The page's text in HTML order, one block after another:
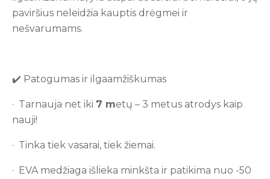
paviršius neleidžia kauptis drėgmei ir
nešvarumams.
✔️ Patogumas ir ilgaamžiškumas
· Tarnauja net iki 7 metų – 3 metus atrodys kaip
nauji!
· Tinka tiek vasarai, tiek žiemai.
· EVA medžiaga išlieka minkšta ir patikima nuo -50